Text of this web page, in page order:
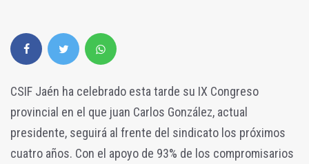
CSIF Jaén ha celebrado esta tarde su IX Congreso
provincial en el que juan Carlos González, actual
presidente, seguirá al frente del sindicato los próximos
cuatro años. Con el apoyo de 93% de los compromisarios